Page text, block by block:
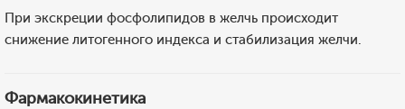
При экскреции фосфолипидов в желчь происходит
снижение литогенного индекса и стабилизация желчи.
Фармакокинетика